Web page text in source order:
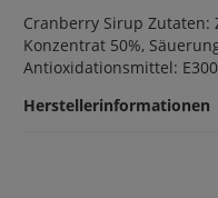
Cranberry Sirup Zutaten:
Konzentrat 50%,
Antioxidationsmittel:
Herstellerinformationen